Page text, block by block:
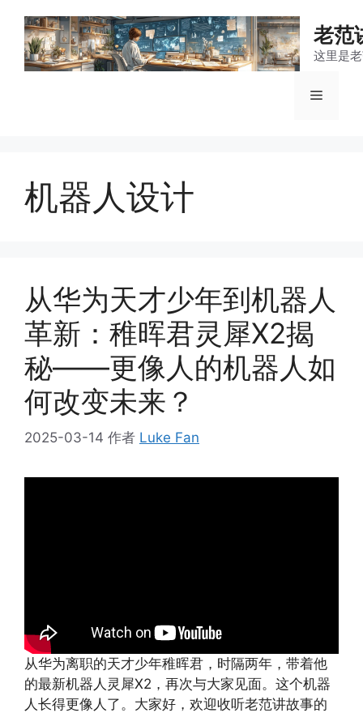
老范
这里是
菜
机器人设计
从华为天才少年到机器人
革新：稚晖君灵犀X2揭
秘——更像人的机器人如
何改变未来？
2025-03-14 作者 Luke Fan
从华为离职的天才少年稚晖君，时隔两年，带着他
的最新机器人灵犀X2，再次与大家见面。这个机器
人长得更像人了。大家好，欢迎收听老范讲故事的